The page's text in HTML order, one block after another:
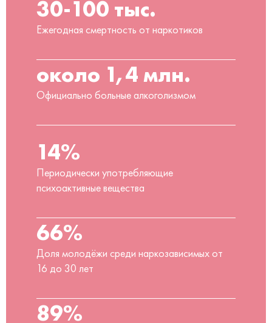
30-100 тыс.
Ежегодная смертность от наркотиков
около 1,4 млн.
Официально больные алкоголизмом
14%
Периодически употребляющие
психоактивные вещества
66%
Доля молодёжи среди наркозависимых от
16 до 30 лет
89%